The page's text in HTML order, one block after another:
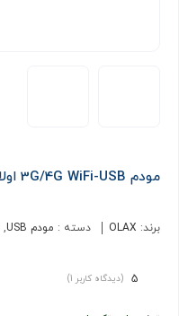
مودم 3G/4G WiFi-USB اولاکس مدلOLAX U80
برند: OLAX دسته : مودم USB ,
5 (دیدگاه کاربر 1
)